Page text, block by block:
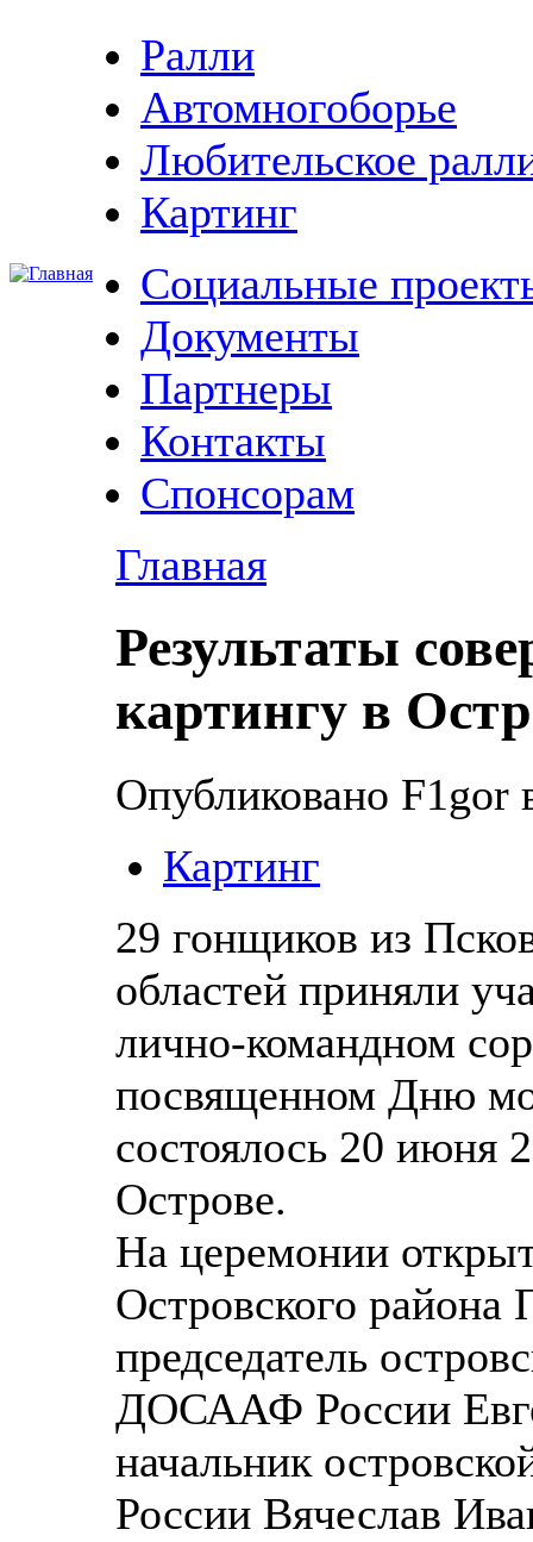
Ралли
Автомногоборье
Любительское
Картинг
Социальные
Документы
Партнеры
Контакты
Спонсорам
Главная
Результаты
картингу в
Опубликовано F1gor
Картинг
29 гонщиков из
областей приняли
лично-командном
посвященном Дню
состоялось 20 июня
Острове.
На церемонии
Островского
председатель
ДОСААФ России
начальник
России Вячеслав